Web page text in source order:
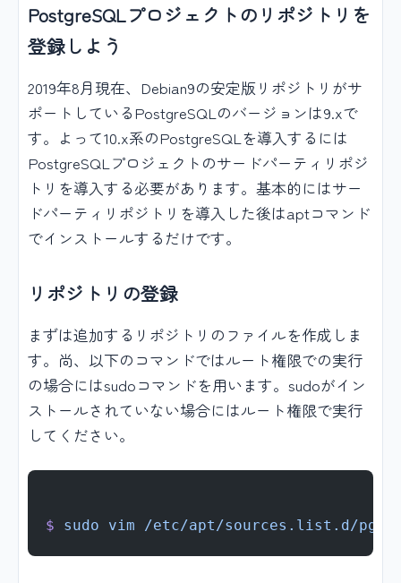
PostgreSQLプロジェクトのリポジトリを
登録しよう
2019年8月現在、Debian9の安定版リポジトリがサ
ポートしているPostgreSQLのバージョンは9.xで
す。よって10.x系のPostgreSQLを導入するには
PostgreSQLプロジェクトのサードパーティリポジ
トリを導入する必要があります。基本的にはサー
ドパーティリポジトリを導入した後はaptコマンド
でインストールするだけです。
リポジトリの登録
まずは追加するリポジトリのファイルを作成しま
す。尚、以下のコマンドではルート権限での実行
の場合にはsudoコマンドを用います。sudoがイン
ストールされていない場合にはルート権限で実行
してください。
$ sudo vim /etc/apt/sources.list.d/